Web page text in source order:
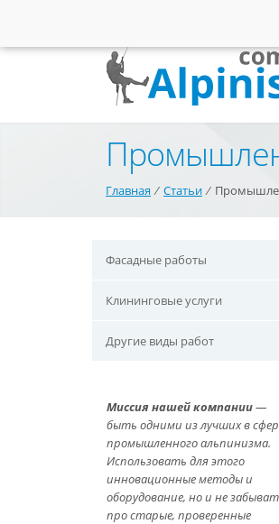
Главная ⁄ Статьи⁄
Фасадные работы
Клининговые услуги
Другие виды работ
Миссия нашей компании—
быть одними из лучших в
промышленного альпинизма.
Использовать для этого
инновационные методы и
оборудование, но и не
про старые, проверенные